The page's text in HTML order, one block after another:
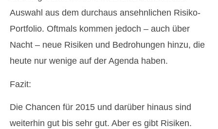
Auswahl aus dem durchaus ansehnlichen Risiko-
Portfolio. Oftmals kommen jedoch – auch über
Nacht – neue Risiken und Bedrohungen hinzu, die
heute nur wenige auf der Agenda haben.
Fazit:
Die Chancen für 2015 und darüber hinaus sind
weiterhin gut bis sehr gut. Aber es gibt Risiken.